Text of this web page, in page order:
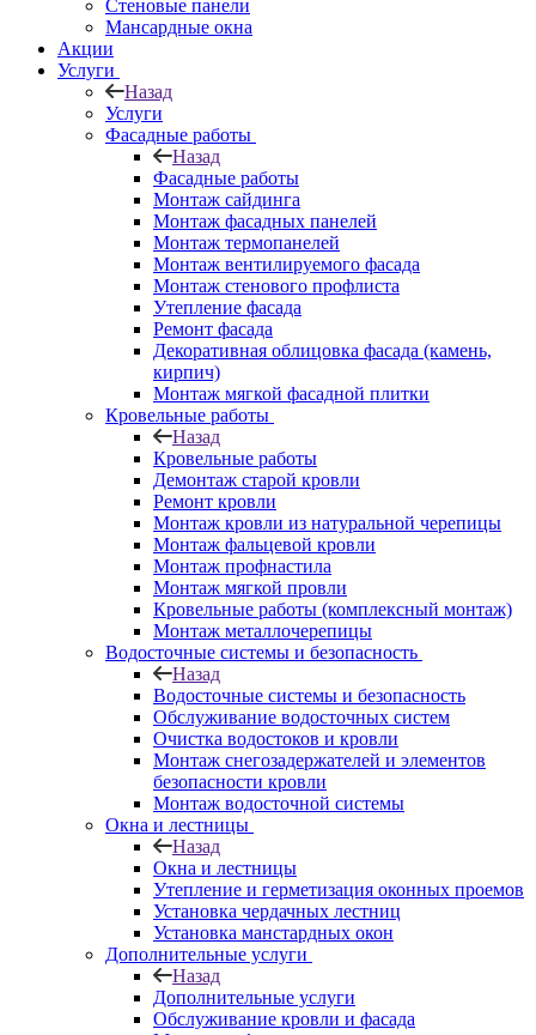
Стеновые панели
Мансардные окна
Акции
Услуги
Назад
Услуги
Фасадные работы
Назад
Фасадные работы
Монтаж сайдинга
Монтаж фасадных панелей
Монтаж термопанелей
Монтаж вентилируемого фасада
Монтаж стенового профлиста
Утепление фасада
Ремонт фасада
Декоративная облицовка фасада (камень,
кирпич)
Монтаж мягкой фасадной плитки
Кровельные работы
Назад
Кровельные работы
Демонтаж старой кровли
Ремонт кровли
Монтаж кровли из натуральной черепицы
Монтаж фальцевой кровли
Монтаж профнастила
Монтаж мягкой провли
Кровельные работы (комплексный монтаж)
Монтаж металлочерепицы
Водосточные системы и безопасность
Назад
Водосточные системы и безопасность
Обслуживание водосточных систем
Очистка водостоков и кровли
Монтаж снегозадержателей и элементов
безопасности кровли
Монтаж водосточной системы
Окна и лестницы
Назад
Окна и лестницы
Утепление и герметизация оконных проемов
Установка чердачных лестниц
Установка манстардных окон
Дополнительные услуги
Назад
Дополнительные услуги
Обслуживание кровли и фасада